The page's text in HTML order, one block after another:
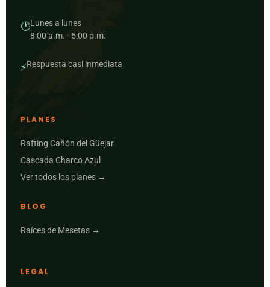
🕐Lunes a lunes
8:00 a.m. · 5:00 p.m.
⚡Respuesta casi inmediata
PLANES
Rafting Cañón del Güejar
Cascada Charco Azul
Ver todos los planes →
BLOG
Raíces de Mesetas →
LEGAL